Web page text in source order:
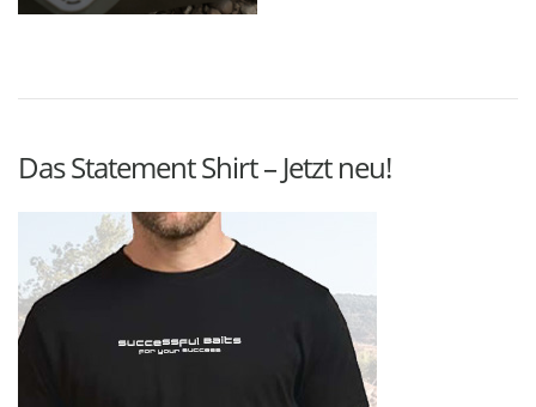
Das Statement Shirt – Jetzt neu!